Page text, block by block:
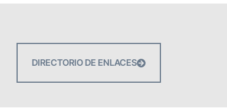
DIRECTORIO DE ENLACES